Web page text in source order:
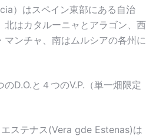
）はスペイン東部にある自治
北はカタルーニャとアラゴン、西
マンチャ、南はムルシアの各州に
D.O.と４つのV.P.（単一畑限定
ステナス(Vera gde Estenas)は